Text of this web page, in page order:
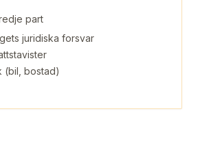
part
juridiska forsvar
(bil, bostad)